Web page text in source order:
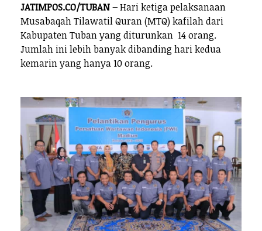
JATIMPOS.CO/TUBAN –Hari ketiga pelaksanaan
Musabaqah Tilawatil Quran (MTQ) kafilah dari
Kabupaten Tuban yang diturunkan 14 orang.
Jumlah ini lebih banyak dibanding hari kedua
kemarin yang hanya 10 orang.